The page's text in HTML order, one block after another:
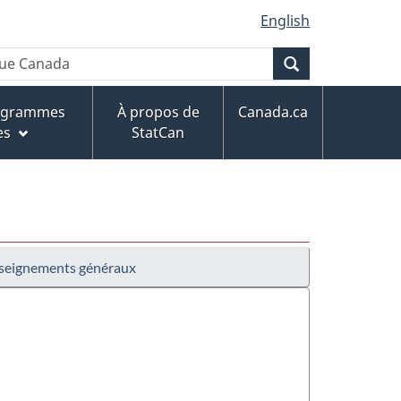
English
À propos de
StatCan
Canada.ca
généraux